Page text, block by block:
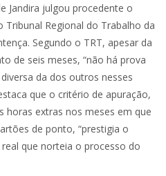
Jandira julgou procedente o
Regional do Trabalho da
Segundo o TRT, apesar da
de seis meses, “não há prova
da dos outros nesses
que o critério de apuração,
horas extras nos meses em que
de ponto, “prestigia o
que norteia o processo do